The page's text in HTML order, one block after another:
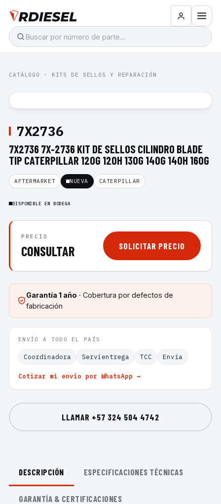
CATÁLOGO · KITS DE SELLOS Y REPARACIÓN
7X2736
7X2736 7X-2736 KIT DE SELLOS CILINDRO BLADE
TIP CATERPILLAR 120G 120H 130G 140G 140H 160G
AFTERMARKET NUEVA CATERPILLAR
DISPONIBLE EN BODEGA
PRECIO
CONSULTAR SOLICITAR PRECIO
Garantía 1 año · Cobertura por defectos de
fabricación
ENVÍO A TODO EL PAÍS
Coordinadora Servientrega TCC Envía
Cotizar mi envío por WhatsApp →
LLAMAR +57 324 504 4742
DESCRIPCIÓN ESPECIFICACIONES TÉCNICAS
GARANTÍA & CERTIFICACIONES